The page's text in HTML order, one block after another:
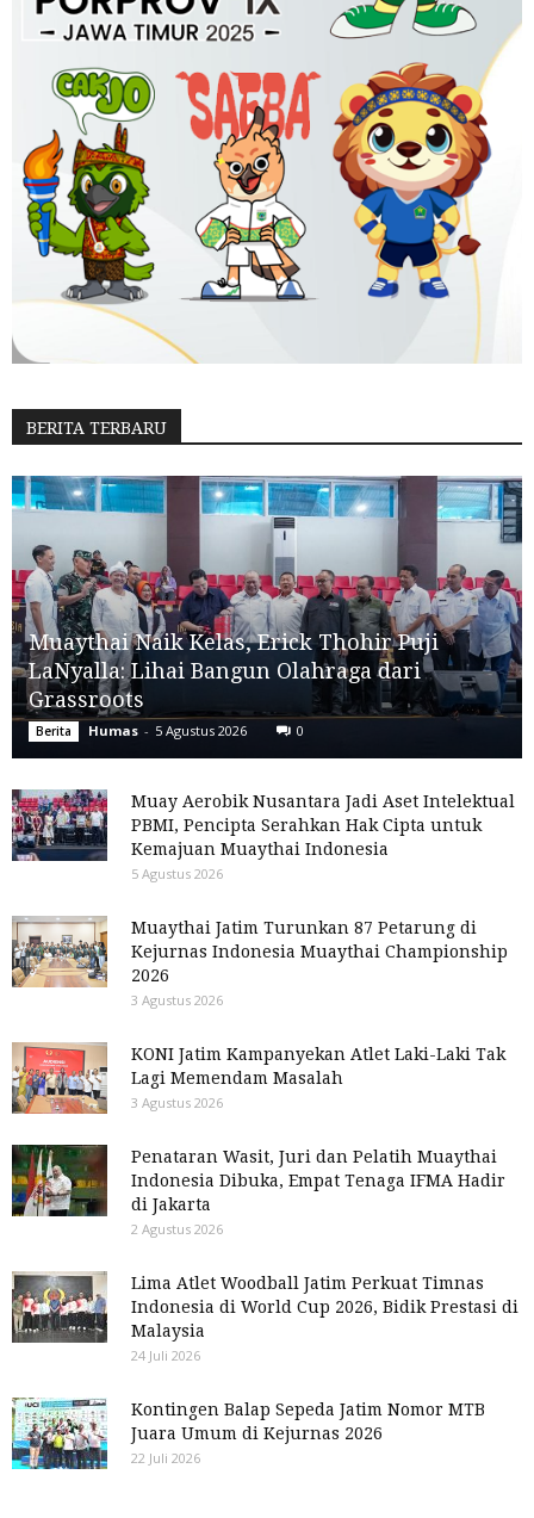
BERITA TERBARU
Muaythai Naik Kelas, Erick Thohir Puji
LaNyalla: Lihai Bangun Olahraga dari
Grassroots
Berita Humas - 5 Agustus 2026 0
Muay Aerobik Nusantara Jadi Aset Intelektual
PBMI, Pencipta Serahkan Hak Cipta untuk
Kemajuan Muaythai Indonesia
5 Agustus 2026
Muaythai Jatim Turunkan 87 Petarung di
Kejurnas Indonesia Muaythai Championship
2026
3 Agustus 2026
KONI Jatim Kampanyekan Atlet Laki-Laki Tak
Lagi Memendam Masalah
3 Agustus 2026
Penataran Wasit, Juri dan Pelatih Muaythai
Indonesia Dibuka, Empat Tenaga IFMA Hadir
di Jakarta
2 Agustus 2026
Lima Atlet Woodball Jatim Perkuat Timnas
Indonesia di World Cup 2026, Bidik Prestasi di
Malaysia
24 Juli 2026
Kontingen Balap Sepeda Jatim Nomor MTB
Juara Umum di Kejurnas 2026
22 Juli 2026